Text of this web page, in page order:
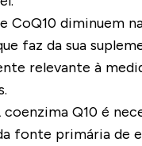
CoQ10 diminuem
faz da sua
relevante à
coenzima Q10 é
fonte primária de